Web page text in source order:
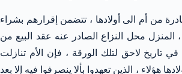
من أم الى أولادها ، تتضمن إقرارهم بشراء
المنزل محل النزاع الصادر عنه عقد البيع من
، في تاريخ لاحق لتلك الورقة ، فإن الأم تنازلت
هؤلاء ، الذين تعهدوا بألا ينصرفوا فيه إلا بعد